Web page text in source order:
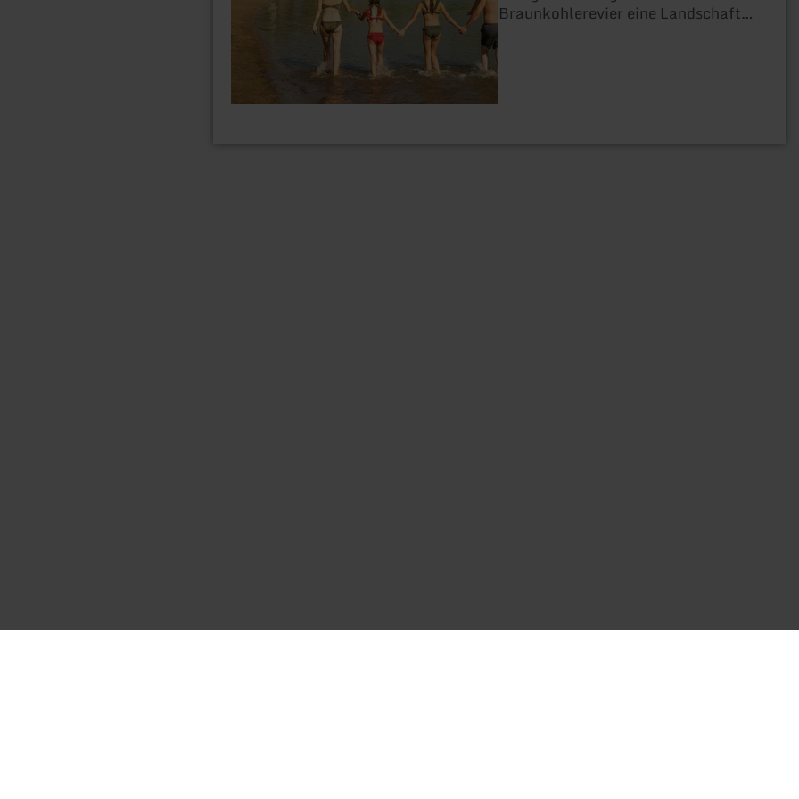
Braunkohlerevier eine Landschaft